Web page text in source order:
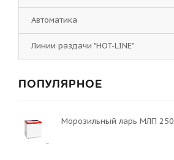
Автоматика
Линии раздачи "HOT-LINE"
ПОПУЛЯРНОЕ
Морозильный ларь МЛП 250